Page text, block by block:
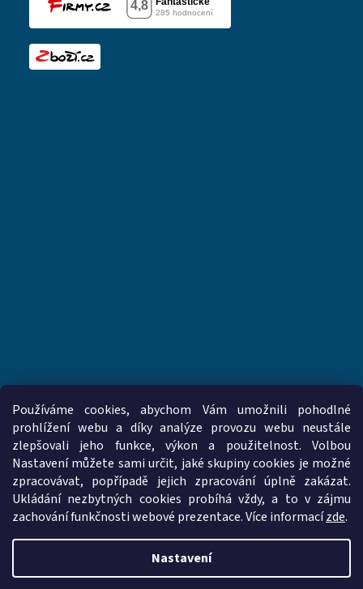
Používáme cookies, abychom Vám umožnili pohodlné
prohlížení webu a díky analýze provozu webu neustále
zlepšovali jeho funkce, výkon a použitelnost. Volbou
Nastavení můžete sami určit, jaké skupiny cookies je možné
zpracovávat, popřípadě jejich zpracování úplně zakázat.
Ukládání nezbytných cookies probíhá vždy, a to v zájmu
zachování funkčnosti webové prezentace. Více informacízde.
Nastavení
www.vzduchotechnika-ventilatory.cz www.palmat.cz
Vytvořil Shoptet